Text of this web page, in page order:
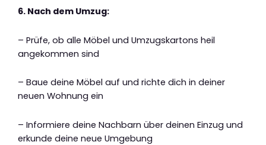
6. Nach dem Umzug:
– Prüfe, ob alle Möbel und Umzugskartons heil
angekommen sind
– Baue deine Möbel auf und richte dich in deiner
neuen Wohnung ein
– Informiere deine Nachbarn über deinen Einzug und
erkunde deine neue Umgebung